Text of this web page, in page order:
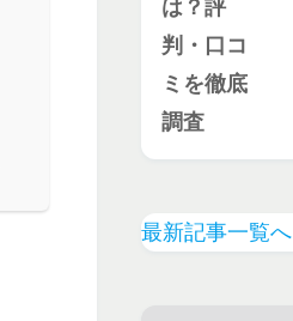
最新記事一覧へ